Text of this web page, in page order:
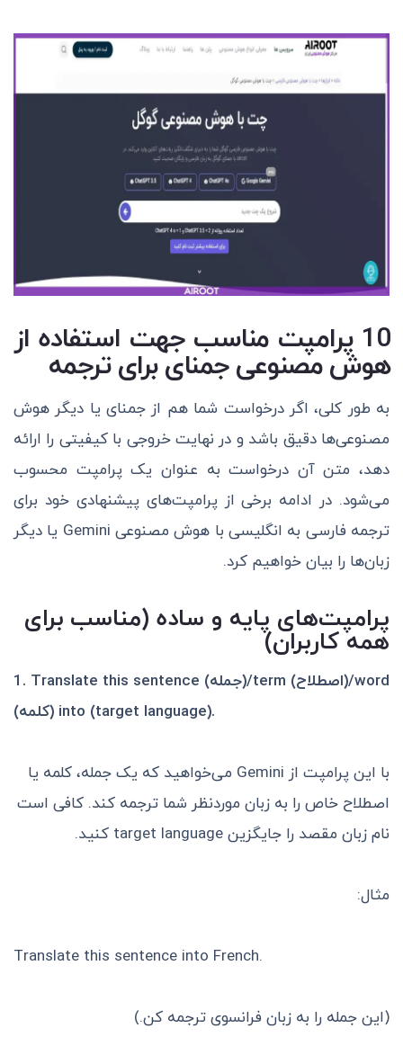
10 پرامپت‌ مناسب جهت استفاده از
هوش مصنوعی جمنای برای ترجمه
به طور کلی، اگر درخواست شما هم از جمنای یا دیگر هوش
مصنوعی‌ها دقیق باشد و در نهایت خروجی با کیفیتی را ارائه
دهد، متن آن درخواست به عنوان یک پرامپت محسوب
می‌شود. در ادامه برخی از پرامپت‌های پیشنهادی خود برای
ترجمه فارسی به انگلیسی با هوش مصنوعی Gemini یا دیگر
زبان‌ها را بیان خواهیم کرد.
پرامپت‌های پایه و ساده (مناسب برای
همه کاربران)
1. Translate this sentence (جمله)/term (اصطلاح)/word
(کلمه) into (target language).
با این پرامپت از Gemini می‌خواهید که یک جمله، کلمه یا
اصطلاح خاص را به زبان موردنظر شما ترجمه کند. کافی است
نام زبان مقصد را جایگزین target language کنید.
مثال:
Translate this sentence into French.
(این جمله را به زبان فرانسوی ترجمه کن.)